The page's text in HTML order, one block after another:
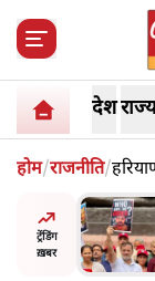
देशराज्य
होम/राजनीति/
सीएम
ट्रेंडिंग
ख़बर